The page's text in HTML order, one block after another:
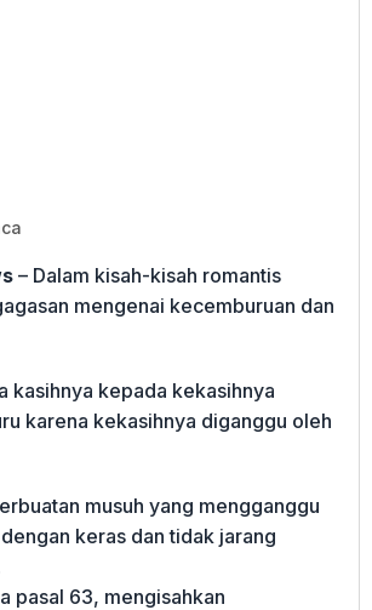
– Dalam kisah-kisah romantis
mengenai kecemburuan dan
kasihnya kepada kekasihnya
karena kekasihnya diganggu oleh
musuh yang mengganggu
keras dan tidak jarang
pasal 63, mengisahkan